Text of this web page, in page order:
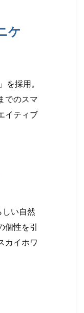
ケ
を採用。
でのスマ
イティブ
しい自然
性を引
カイホワ